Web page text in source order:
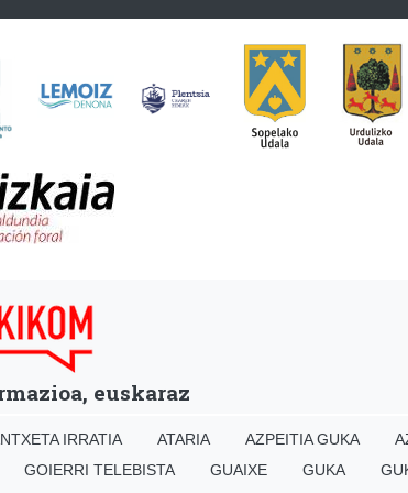
euskaraz
IRRATIA ATARIA AZPEITIA GUKA
GOIERRI TELEBISTA GUAIXE GUKA